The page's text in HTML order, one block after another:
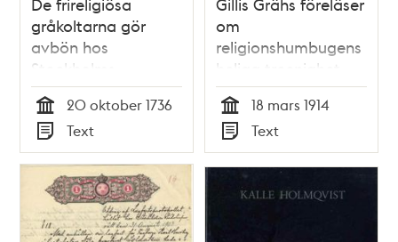
De frireligiösa
gråkoltarna gör
avbön hos
Stockholms
domkapitel 1736
Tid
20 oktober 1736
Typ
Text
Gillis Grähs föreläser
om
religionshumbugens
heliga treenighet -
polisrapport 1914
Tid
18 mars 1914
Typ
Text